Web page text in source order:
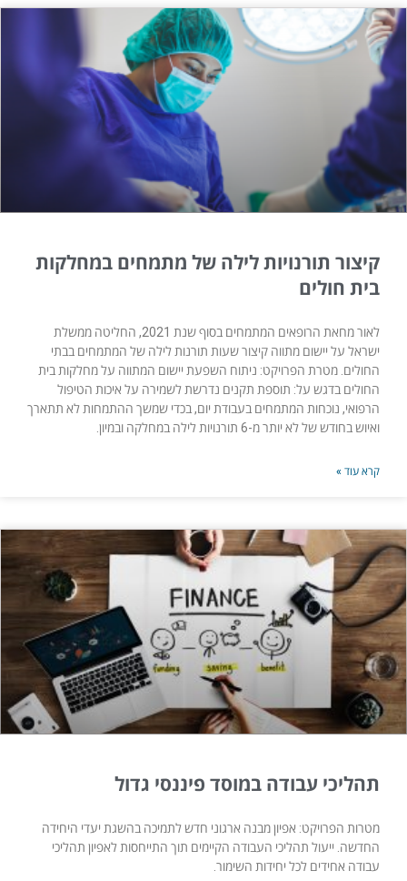
קיצור תורנויות לילה של מתמחים במחלקות
בית חולים
לאור מחאת הרופאים המתמחים בסוף שנת 2021, החליטה ממשלת
ישראל על יישום מתווה קיצור שעות תורנות לילה של המתמחים בבתי
החולים. מטרת הפרויקט: ניתוח השפעת יישום המתווה על מחלקות בית
החולים בדגש על: תוספת תקנים נדרשת לשמירה על איכות הטיפול
הרפואי, נוכחות המתמחים בעבודת יום, בכדי שמשך ההתמחות לא תתארך
ואיוש בחודש של לא יותר מ-6 תורנויות לילה במחלקה ובמיון.
קרא עוד »
תהליכי עבודה במוסד פיננסי גדול
מטרות הפרויקט: אפיון מבנה ארגוני חדש לתמיכה בהשגת יעדי היחידה
החדשה. ייעול תהליכי העבודה הקיימים תוך התייחסות לאפיון תהליכי
עבודה אחידים לכל יחידות השימור.